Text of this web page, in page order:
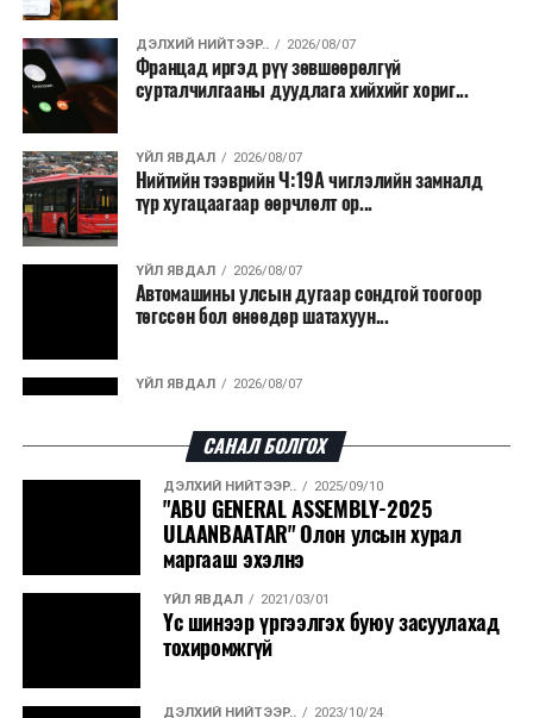
болон дулааны эрчим хүч үйлдвэрлэхэд ашиглаж
болдог. Зарим технологийн хувьд шаталтын дараа
үлдэх үнснээс фосфор зэрэг ашигт эрдсийг сэргээн
авах боломжтой аж.
Япон, Герман, Швейцар, Нидерланд, Өмнөд Солонгос
зэрэг улс лаг хатаах, шатаах технологийг ашиглаж
байна. Тухайлбал, Германд лаг шатаах үйлдвэрээс
гарсан үнснээс фосфор сэргээн авах технологи
ашигладаг бол Нидерландад төвлөрсөн лаг
боловсруулах үйлдвэрүүдээр дулаан, цахилгаан
эрчим хүч үйлдвэрлэдэг.
Ийнхүү лаг хатаах, шатаах технологийг лагийн
үйлдвэрлэх, нөөцийг дахин ашиглах чиглэлээр олон
улсад өргөн ашиглаж байна.
ДЭЛХИЙ НИЙТЭЭР.. 2026/08/07
Францад иргэд рүү зөвшөөрөлгүй
сурталчилгааны дуудлага хийхийг хориг...
ҮЙЛ ЯВДАЛ 2026/08/07
Нийтийн тээврийн Ч:19А чиглэлийн замналд
түр хугацаагаар өөрчлөлт ор...
ҮЙЛ ЯВДАЛ 2026/08/07
Автомашины улсын дугаар сондгой тоогоор
төгссөн бол өнөөдөр шатахуун...
ҮЙЛ ЯВДАЛ 2026/08/07
ДЭЛХИЙ НИЙТЭЭР.. 2026/08/06
“Уралдронзавод” компанийн ерөнхий
захирлын автомашиныг дэлбэлжээ...
ҮЙЛ ЯВДАЛ
Сүхбаатар боомтоор тав хоногт 10 мянга гаруй
тонн АИ-92 автобензин и...
САНАЛ БОЛГОХ
ДЭЛХИЙ НИЙТЭЭР.. 2025/09/10
"ABU GENERAL ASSEMBLY-2025
ULAANBAATAR" Олон улсын хурал
маргааш эхэлнэ
ҮЙЛ ЯВДАЛ 2021/03/01
Үс шинээр үргээлгэх буюу засуулахад
тохиромжгүй
ДЭЛХИЙ НИЙТЭЭР.. 2023/10/24